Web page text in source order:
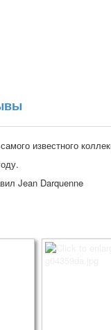
известного
Jean Darquenne